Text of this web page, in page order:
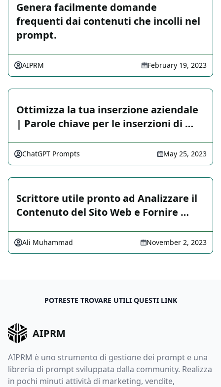
Genera facilmente domande
frequenti dai contenuti che incolli nel
prompt.
AIPRM February 19, 2023
Ottimizza la tua inserzione aziendale
| Parole chiave per le inserzioni di …
ChatGPT Prompts May 25, 2023
Scrittore utile pronto ad Analizzare il
Contenuto del Sito Web e Fornire …
Ali Muhammad November 2, 2023
POTRESTE TROVARE UTILI QUESTI LINK
AIPRM
AIPRM è uno strumento di gestione dei prompt e una
libreria di prompt sviluppata dalla community. Realizza
in pochi minuti attività di marketing, vendite,